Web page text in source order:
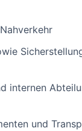
internen
und